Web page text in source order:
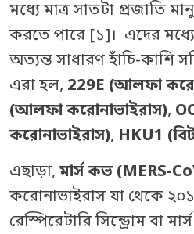
মধ্যে মাত্র সাতটা প্রজাতি
করতে পারে [১]। এদের মধ্যে
অত্যন্ত সাধারণ হাঁচি-কাশি
এরা হল, 229E (আলফা
(আলফা করোনাভাইরাস),
করোনাভাইরাস), HKU1
এছাড়া, মার্স কভ (MERS-
করোনাভাইরাস যা থেকে
রেস্পিরেটারি সিন্ড্রোম বা